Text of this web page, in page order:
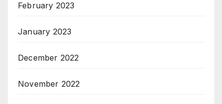
February 2023
January 2023
December 2022
November 2022